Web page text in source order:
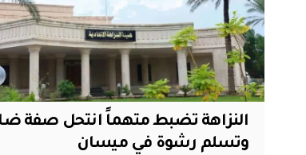
النزاهة تضبط متهماً انتحل صفة
وتسلم رشوة في ميسان